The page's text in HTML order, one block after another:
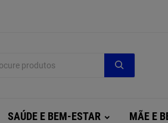
SAÚDE E BEM-ESTAR MÃE E